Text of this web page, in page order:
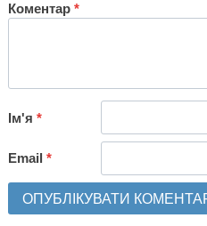
Коментар *
Ім'я *
Email *